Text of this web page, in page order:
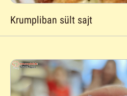
Krumpliban sült sajt